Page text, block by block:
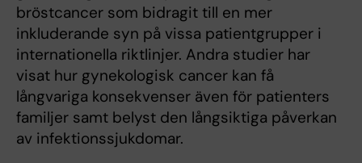
bröstcancer som bidragit till en mer
inkluderande syn på vissa patientgrupper i
internationella riktlinjer. Andra studier har
visat hur gynekologisk cancer kan få
långvariga konsekvenser även för patienters
familjer samt belyst den långsiktiga påverkan
av infektionssjukdomar.